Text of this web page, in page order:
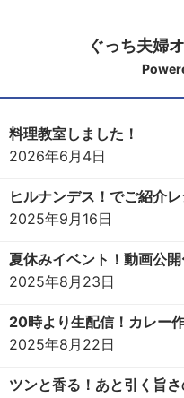
ぐっち夫婦
料理教室しました！
2026年6月4日
ヒルナンデス！でご紹介
2025年9月16日
夏休みイベント！動画公開
2025年8月23日
20時より生配信！カレー
2025年8月22日
ツンと香る！あと引く旨